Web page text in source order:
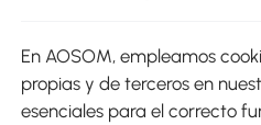
Métodos de Pago
En AOSOM, empleamos
propias y de terceros en
esenciales para el correcto